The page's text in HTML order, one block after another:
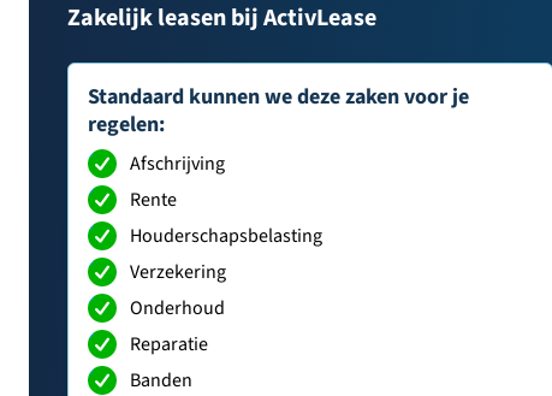
Zakelijk leasen bij ActivLease
Standaard kunnen we deze zaken voor je
regelen:
Afschrijving
Rente
Houderschapsbelasting
Verzekering
Onderhoud
Reparatie
Banden